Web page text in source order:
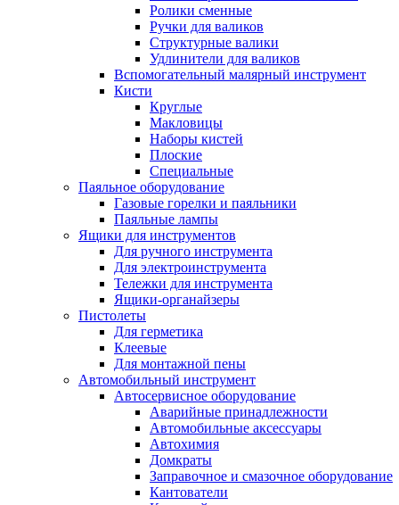
Ролики сменные
Ручки для валиков
Структурные валики
Удлинители для валиков
Вспомогательный малярный инструмент
Кисти
Круглые
Макловицы
Наборы кистей
Плоские
Специальные
Паяльное оборудование
Газовые горелки и паяльники
Паяльные лампы
Ящики для инструментов
Для ручного инструмента
Для электроинструмента
Тележки для инструмента
Ящики-органайзеры
Пистолеты
Для герметика
Клеевые
Для монтажной пены
Автомобильный инструмент
Автосервисное оборудование
Аварийные принадлежности
Автомобильные аксессуары
Автохимия
Домкраты
Заправочное и смазочное оборудование
Кантователи